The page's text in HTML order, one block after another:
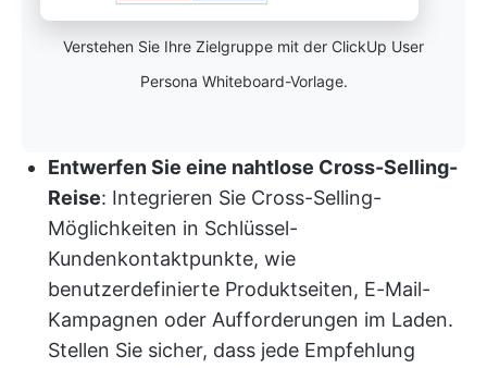
Verstehen Sie Ihre Zielgruppe mit der ClickUp User
Persona Whiteboard-Vorlage.
Entwerfen Sie eine nahtlose Cross-Selling-
Reise: Integrieren Sie Cross-Selling-
Möglichkeiten in Schlüssel-
Kundenkontaktpunkte, wie
benutzerdefinierte Produktseiten, E-Mail-
Kampagnen oder Aufforderungen im Laden.
Stellen Sie sicher, dass jede Empfehlung